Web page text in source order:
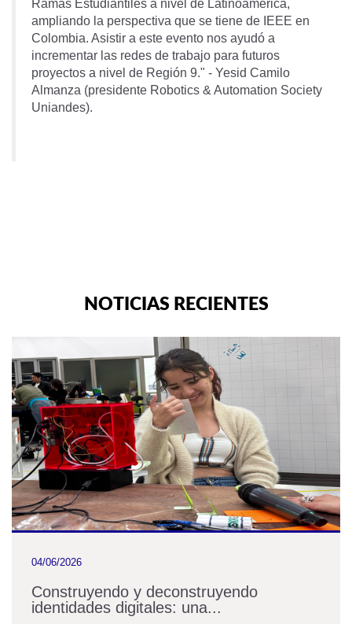
Ramas Estudiantiles a nivel de Latinoamérica,
ampliando la perspectiva que se tiene de IEEE en
Colombia. Asistir a este evento nos ayudó a
incrementar las redes de trabajo para futuros
proyectos a nivel de Región 9." - Yesid Camilo
Almanza (presidente Robotics & Automation Society
Uniandes).
NOTICIAS RECIENTES
04/06/2026
Construyendo y deconstruyendo
identidades digitales: una...